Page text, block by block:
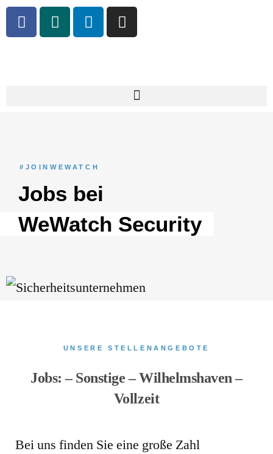
#JOINWEWATCH
Jobs bei
WeWatch Security
UNSERE STELLENANGEBOTE
Jobs: – Sonstige – Wilhelmshaven –
Vollzeit
Bei uns finden Sie eine große Zahl